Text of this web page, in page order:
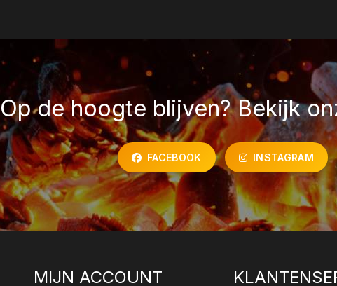
Op de hoogte blijven? Bekijk
FACEBOOK INSTAGRAM
MIJN ACCOUNT